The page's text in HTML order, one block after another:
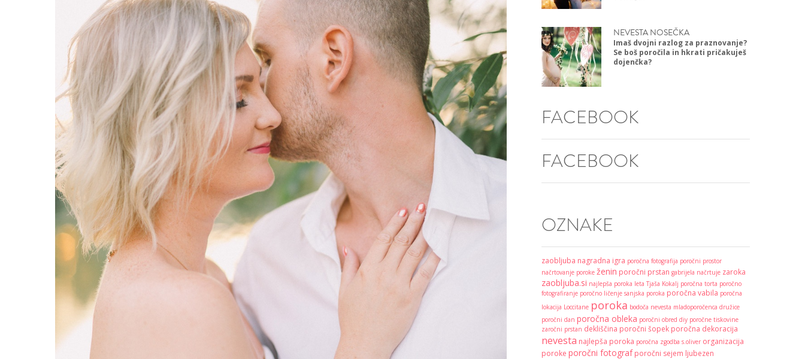
NEVESTA NOSEČKA
Imaš dvojni razlog za praznovanje?
Se boš poročila in hkrati pričakuješ
dojenčka?
FACEBOOK
FACEBOOK
OZNAKE
zaobljuba nagradna igra poročna fotografija poročni prostor
načrtovanje poroke ženin poročni prstan gabrijela načrtuje zaroka
zaobljuba.si najlepša poroka leta Tjaša Kokalj poročna torta poročno
fotografiranje poročno ličenje sanjska poroka poročna vabila poročna
lokacija Loccitane poroka bodoča nevesta mladoporočenca družice
poročni dan poročna obleka poročni obred diy poročne tiskovine
zaročni prstan dekliščina poročni šopek poročna dekoracija
nevesta najlepša poroka poročna zgodba s.oliver organizacija
poroke poročni fotograf poročni sejem ljubezen